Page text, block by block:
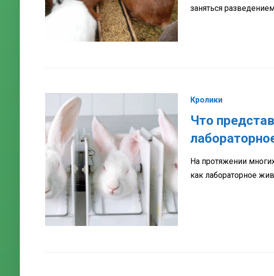
заняться
Кролики
Что
На протяжении
как лабораторное